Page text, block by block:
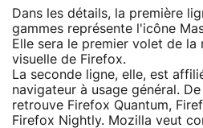
Dans les détails, la première
gammes représente l'icône
Elle sera le premier volet de la
visuelle de Firefox.
La seconde ligne, elle, est
navigateur à usage général.
retrouve Firefox Quantum,
Firefox Nightly. Mozilla veut